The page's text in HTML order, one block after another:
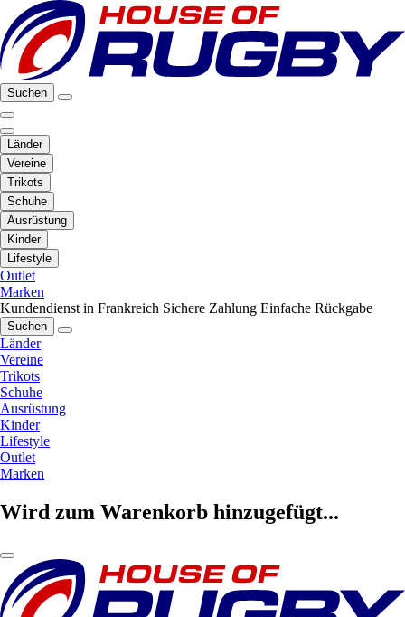
Suchen
Länder
Vereine
Trikots
Schuhe
Ausrüstung
Kinder
Lifestyle
Outlet
Marken
Kundendienst in Frankreich Sichere Zahlung Einfache Rückgabe
Suchen
Länder
Vereine
Trikots
Schuhe
Ausrüstung
Kinder
Lifestyle
Outlet
Marken
Wird zum Warenkorb hinzugefügt...